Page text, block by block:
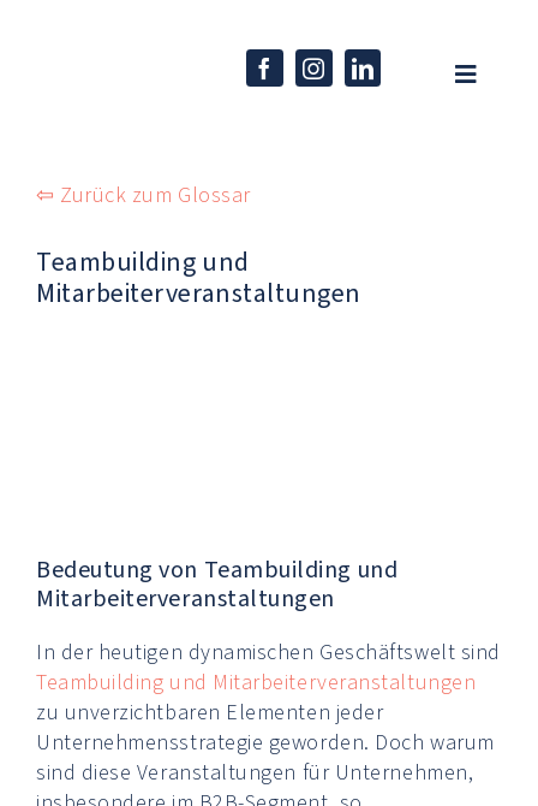
Toggle
Unternehmen
Kompetenzen
⇦ Zurück zum Glossar
Teambuilding und
Mitarbeiterveranstaltungen
Bedeutung von Teambuilding und
Mitarbeiterveranstaltungen
In der heutigen dynamischen Geschäftswelt sind
Teambuilding und Mitarbeiterveranstaltungen
zu unverzichtbaren Elementen jeder
Unternehmensstrategie geworden. Doch warum
sind diese Veranstaltungen für Unternehmen,